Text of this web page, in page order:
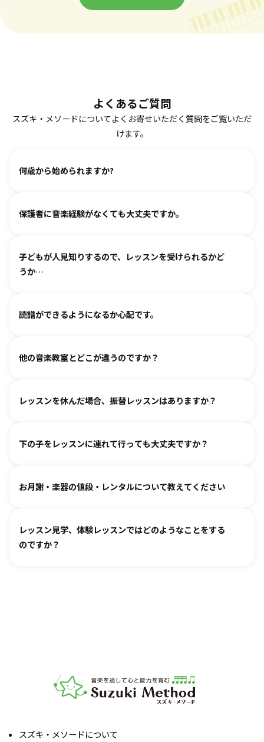
よくあるご質問
スズキ・メソードについてよくお寄せいただく質問をご覧いただ
けます。
何歳から始められますか?
ヴァイオリン、ピアノ、フルート、チェロは2、3歳から始め
（楽器のレッスンを始める前の0〜3歳児コースは全国に約15
箇所ございます。）
保護者に音楽経験がなくても大丈夫ですか。
基本は個人レッスンで、一人一人に合わせて指導しておりま
す。楽器に触れるのが初めてのお子様・ご家庭でも基礎から
グループレッスンやイベントなど、楽しくご参加いただける
る、というお声も多くいただいております。
子どもが人見知りするので、レッスンを受けられるかど
うか…
各指導者がお子様の個性に合わせて、安心して音楽を楽しん
ご覧いただき、徐々に慣れていただくのがおすすめです。お
読譜ができるようになるか心配です。
各指導者がお子様の様子を見ながら工夫をして指導していま
どを通して楽しみながら自然に読譜に慣れていきます。
他の音楽教室とどこが違うのですか？
言葉を身につけるのと同じように、まずはたくさん聴いて、
ァルトなどの名曲を弾けるようになります。指導者は 養成課
レッスンを休んだ場合、振替レッスンはありますか？
教室ごとに時間割を組んでおりますので、各教室までご相談
オンラインレッスン対応が可能な教室もございます。
下の子をレッスンに連れて行っても大丈夫ですか？
どうぞお連れください。まずはレッスン見学にお越しいただ
お月謝・楽器の値段・レンタルについて教えてください
お月謝は教室により異なります。 教室情報ページ をご参照く
ださい。
レッスン見学、体験レッスンではどのようなことをする
のですか？
音楽教室スズキ・メソード | 公益社団法人才能教育研究
スズキ・メソードについて